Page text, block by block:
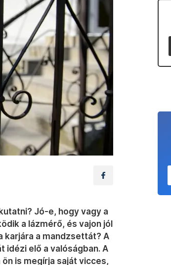
Jó-e, hogy vagy a
a lázmérő, és vajon jól
karjára a mandzsettát? A
elő a valóságban. A
is megírja saját vicces,